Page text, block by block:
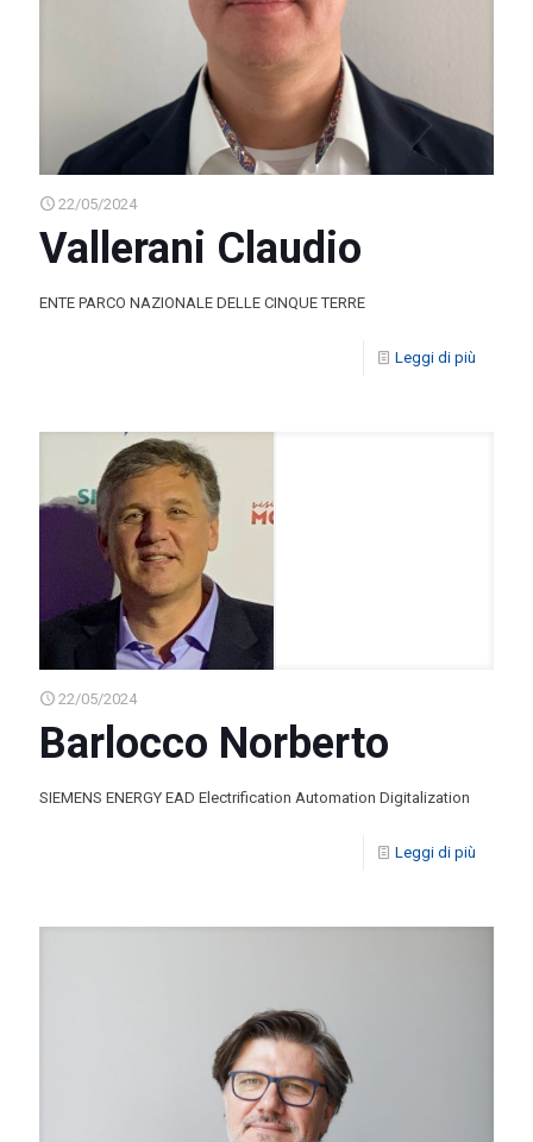
22/05/2024
Vallerani Claudio
ENTE PARCO NAZIONALE DELLE CINQUE TERRE
Leggi di più
22/05/2024
Barlocco Norberto
SIEMENS ENERGY EAD Electrification Automation Digitalization
Leggi di più